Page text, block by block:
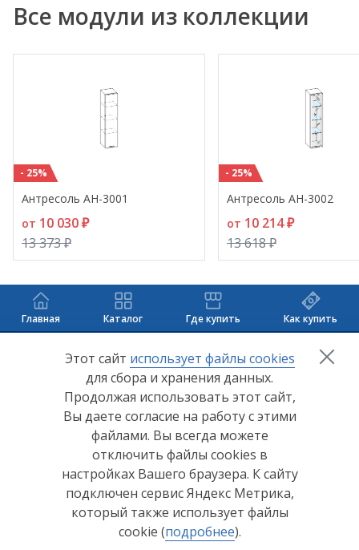
Все модули из коллекции
- 25%
Антресоль АН-3001
от 10 030 ₽
13 373 ₽
- 25%
Антресоль АН-3002
от 10 214 ₽
13 618 ₽
Главная Каталог Где купить Как купить
+7 (8412) 65-33-00
info@lerom.ru
Согласие на обработку персональных данных
Политика конфиденциальности
Согласие на обработку персональных данных Яндекс
© ООО "Мебельная компания "Лером" 2026
Этот сайт использует файлы cookies
для сбора и хранения данных.
Продолжая использовать этот сайт,
Вы даете согласие на работу с этими
файлами. Вы всегда можете
отключить файлы cookies в
настройках Вашего браузера. К сайту
подключен сервис Яндекс Метрика,
который также использует файлы
cookie (подробнее).